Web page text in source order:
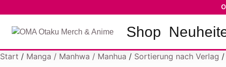
Shop
Start / Manga / Manhwa / Manhua / Sortierung nach Verlag /